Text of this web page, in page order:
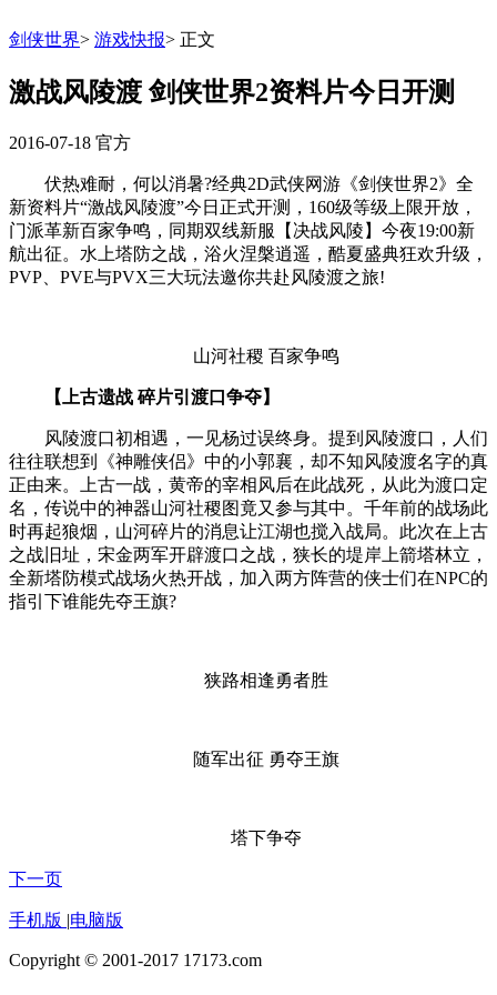
剑侠世界> 游戏快报> 正文
激战风陵渡 剑侠世界2资料片今日开测
2016-07-18 官方
伏热难耐，何以消暑?经典2D武侠网游《剑侠世界2》全
新资料片“激战风陵渡”今日正式开测，160级等级上限开放，
门派革新百家争鸣，同期双线新服【决战风陵】今夜19:00新
航出征。水上塔防之战，浴火涅槃逍遥，酷夏盛典狂欢升级，
PVP、PVE与PVX三大玩法邀你共赴风陵渡之旅!
山河社稷 百家争鸣
【上古遗战 碎片引渡口争夺】
风陵渡口初相遇，一见杨过误终身。提到风陵渡口，人们
往往联想到《神雕侠侣》中的小郭襄，却不知风陵渡名字的真
正由来。上古一战，黄帝的宰相风后在此战死，从此为渡口定
名，传说中的神器山河社稷图竟又参与其中。千年前的战场此
时再起狼烟，山河碎片的消息让江湖也搅入战局。此次在上古
之战旧址，宋金两军开辟渡口之战，狭长的堤岸上箭塔林立，
全新塔防模式战场火热开战，加入两方阵营的侠士们在NPC的
指引下谁能先夺王旗?
狭路相逢勇者胜
随军出征 勇夺王旗
塔下争夺
下一页
手机版 |电脑版
Copyright © 2001-2017 17173.com